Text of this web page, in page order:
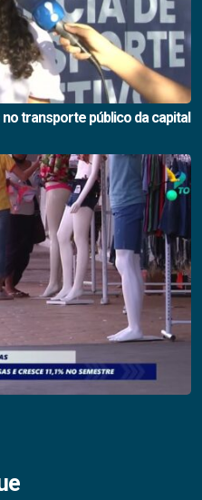
transporte público da capital